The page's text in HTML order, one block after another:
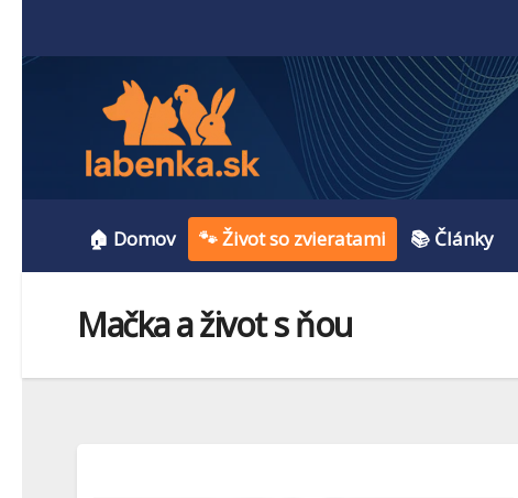
🏠 Domov 🐾 Život so zvieratami 📚 Články
Mačka a život s ňou